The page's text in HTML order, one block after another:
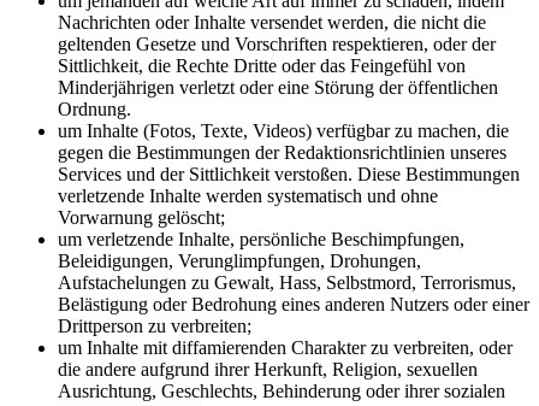
Nachrichten oder Inhalte versendet werden, die nicht die
geltenden Gesetze und Vorschriften respektieren, oder der
Sittlichkeit, die Rechte Dritte oder das Feingefühl von
Minderjährigen verletzt oder eine Störung der öffentlichen
Ordnung.
um Inhalte (Fotos, Texte, Videos) verfügbar zu machen, die
gegen die Bestimmungen der Redaktionsrichtlinien unseres
Services und der Sittlichkeit verstoßen. Diese Bestimmungen
verletzende Inhalte werden systematisch und ohne
Vorwarnung gelöscht;
um verletzende Inhalte, persönliche Beschimpfungen,
Beleidigungen, Verunglimpfungen, Drohungen,
Aufstachelungen zu Gewalt, Hass, Selbstmord, Terrorismus,
Belästigung oder Bedrohung eines anderen Nutzers oder einer
Drittperson zu verbreiten;
um Inhalte mit diffamierenden Charakter zu verbreiten, oder
die andere aufgrund ihrer Herkunft, Religion, sexuellen
Ausrichtung, Geschlechts, Behinderung oder ihrer sozialen